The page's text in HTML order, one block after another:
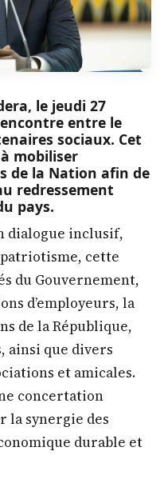
le jeudi 27
entre le
sociaux. Cet
mobiliser
de la Nation afin de
redressement
pays.
dialogue inclusif,
cette
du Gouvernement,
d’employeurs, la
de la République,
ainsi que divers
et amicales.
concertation
la synergie des
durable et